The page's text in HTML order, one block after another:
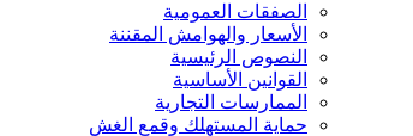
الصفقات العمومية
الأسعار والهوامش المقننة
النصوص الرئيسية
القوانين الأساسية
الممارسات التجارية
حماية المستهلك وقمع الغش